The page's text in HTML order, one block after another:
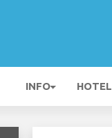
INFO HOTEL